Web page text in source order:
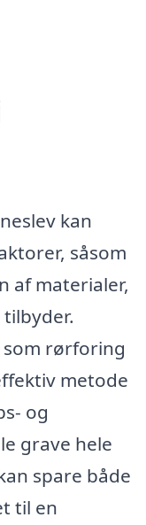
kan
såsom
af materialer,
rørforing
metode
og
grave hele
spare både
til en